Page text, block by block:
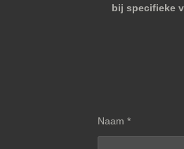
bij specifieke
Naam *